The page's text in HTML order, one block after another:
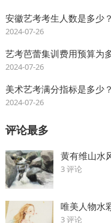
安徽艺考考生人数是多少？
2024-07-26
艺考芭蕾集训费用预算为
2024-07-26
美术艺考满分指标是多少？
2024-07-26
评论最多
黄有维山水
3 评论
唯美人物水
3 评论